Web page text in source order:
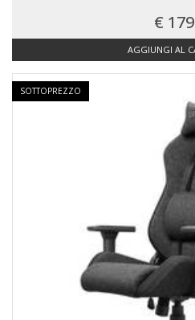
€
AGGIUNGI AL
SOTTOPREZZO